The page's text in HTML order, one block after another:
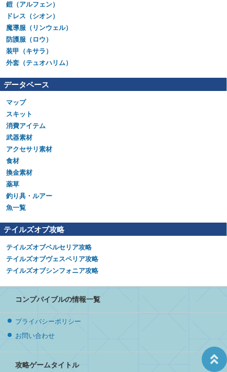
鎧（アルフェン）
ドレス（シオン）
魔導服（リンウェル）
防護服（ロウ）
装甲（キサラ）
外套（テュオハリム）
データベース
マップ
スキット
消費アイテム
武器素材
アクセサリ素材
食材
換金素材
薬草
釣り具・ルアー
魚一覧
テイルズオブ攻略
テイルズオブベルセリア攻略
テイルズオブヴェスペリア攻略
テイルズオブシンフォニア攻略
コンプバイブルの情報一覧
プライバシーポリシー
お問い合わせ
攻略ゲームタイトル